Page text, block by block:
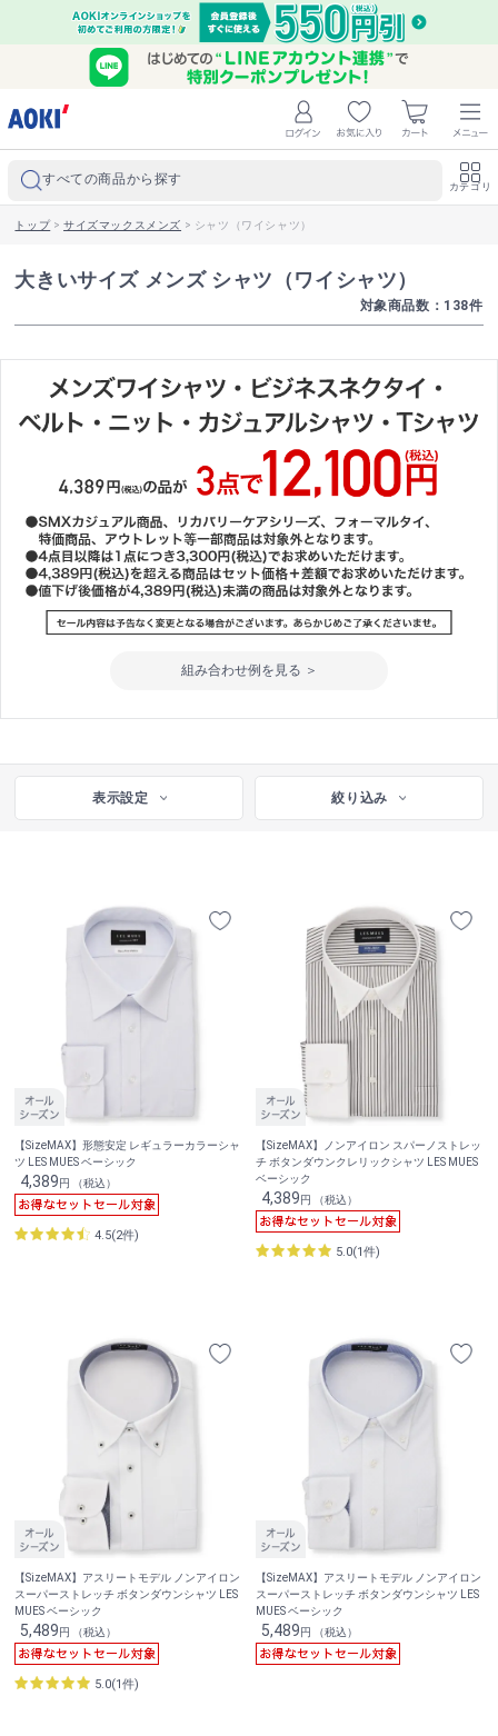
すべての商品から探す カテゴリ
トップ>サイズマックスメンズ > シャツ（ワイシャツ）
大きいサイズ メンズ シャツ（ワイシャツ）
対象商品数： 138件
組み合わせ例を見る ＞
表示設定 絞り込み
【SizeMAX】形態安定 レギュラーカラーシャ
ツ LES MUES ベーシック
4,389円 （税込）
4.5(2件)
【SizeMAX】ノンアイロン スパーノストレッ
チ ボタンダウンクレリックシャツ LES MUES
ベーシック
4,389円 （税込）
5.0(1件)
【SizeMAX】アスリートモデル ノンアイロン
スーパーストレッチ ボタンダウンシャツ LES
MUES ベーシック
5,489円 （税込）
5.0(1件)
【SizeMAX】アスリートモデル ノンアイロン
スーパーストレッチ ボタンダウンシャツ LES
MUES ベーシック
5,489円 （税込）